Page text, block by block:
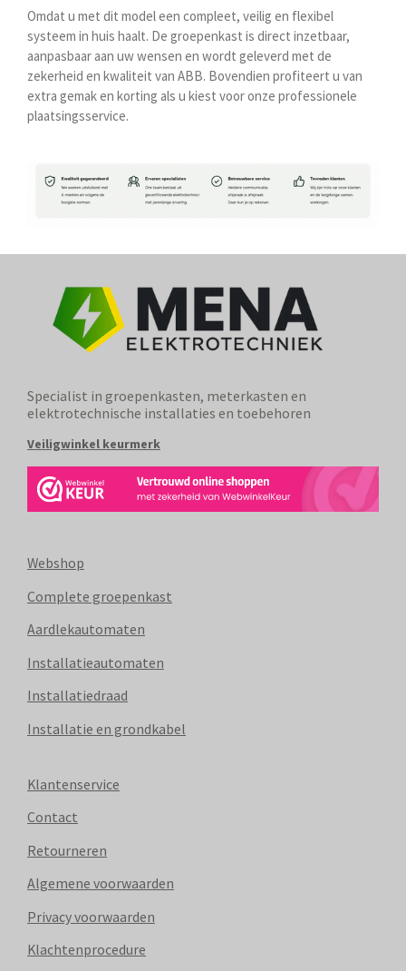
Omdat u met dit model een compleet, veilig en flexibel
systeem in huis haalt. De groepenkast is direct inzetbaar,
aanpasbaar aan uw wensen en wordt geleverd met de
zekerheid en kwaliteit van ABB. Bovendien profiteert u van
extra gemak en korting als u kiest voor onze professionele
plaatsingsservice.
Specialist in groepenkasten, meterkasten en
elektrotechnische installaties en toebehoren
Veiligwinkel keurmerk
Webshop
Complete groepenkast
Aardlekautomaten
Installatieautomaten
Installatiedraad
Installatie en grondkabel
Klantenservice
Contact
Retourneren
Algemene voorwaarden
Privacy voorwaarden
Klachtenprocedure